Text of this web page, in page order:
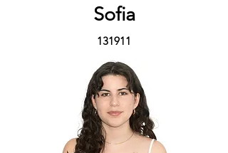
Sofia
131911